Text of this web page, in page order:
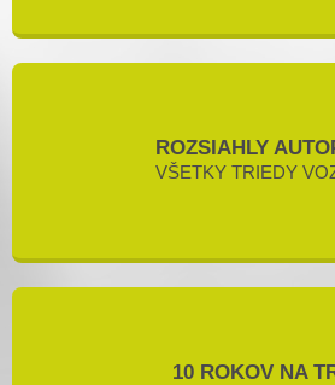
ROZSIAHLY
VŠETKY TRIEDY
10 ROKOV NA